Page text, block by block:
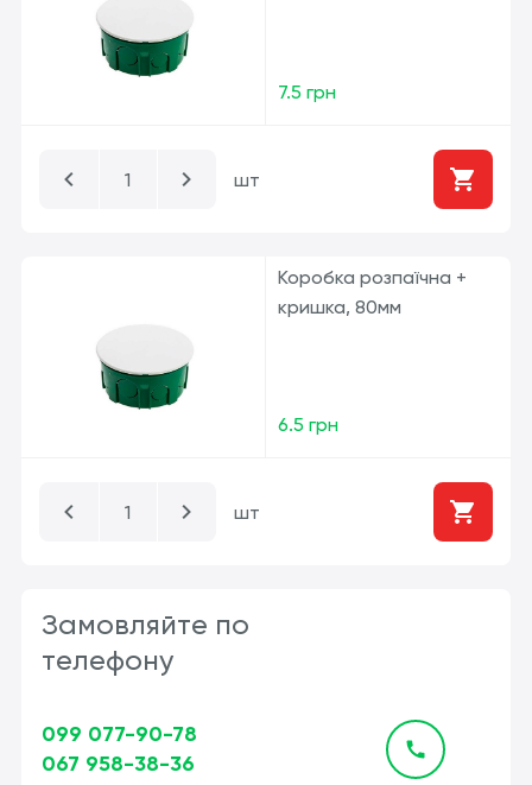
7.5 грн
шт
Коробка розпаїчна +
кришка, 80мм
6.5 грн
шт
Замовляйте по
телефону
099 077-90-78
067 958-38-36